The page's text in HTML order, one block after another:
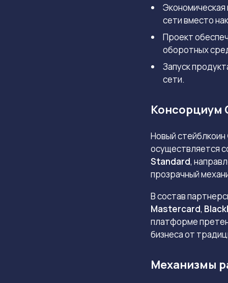
сети вместо
Проект
оборотных
Запуск
сети.
Консорциум
Новый стейблкоин
осуществляется
Standard,
прозрачный
В состав
Mastercard,
платформе
бизнеса от
Механизмы